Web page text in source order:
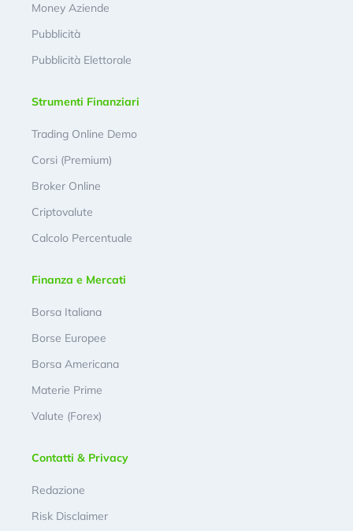
Money Aziende
Pubblicità
Pubblicità Elettorale
Strumenti Finanziari
Trading Online Demo
Corsi (Premium)
Broker Online
Criptovalute
Calcolo Percentuale
Finanza e Mercati
Borsa Italiana
Borse Europee
Borsa Americana
Materie Prime
Valute (Forex)
Contatti & Privacy
Redazione
Risk Disclaimer